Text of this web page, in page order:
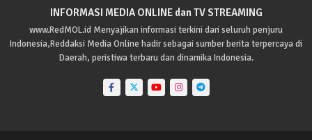
INFORMASI MEDIA ONLINE dan TV STREAMING
www.RedMOL.id Menyajikan informasi terkini dari seluruh penjuru
Indonesia,Reddaksi Media Online hadir sebagai sumber berita terpercaya di
Daerah, peristiwa terbaru dan dinamika Indonesia.